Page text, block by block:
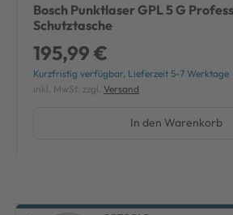
Bosch Punktlaser GPL 5 G
Schutztasche
195,99 €
Kurzfristig verfügbar, Lieferzeit 5-7 Werktage
inkl. MwSt. zzgl. Versand
In den Warenkorb